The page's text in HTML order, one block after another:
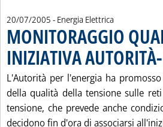
20/07/2005 - Energia Elettrica
MONITORAGGIO
INIZIATIVA
L'Autorità per l'energia ha
della qualità della tensione sulle
tensione, che prevede anche
decidono fin d'ora di associarsi